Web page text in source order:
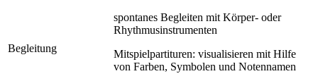
Begleitung
spontanes Begleiten mit Körper- oder
Rhythmusinstrumenten
Mitspielpartituren: visualisieren mit Hilfe
von Farben, Symbolen und Notennamen